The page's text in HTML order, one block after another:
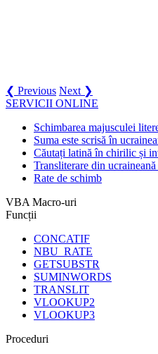
❮ Previous Next ❯
SERVICII ONLINE
Schimbarea majusculei
Suma este scrisă în
Căutați latină în chirilic și
Transliterare din
Rate de schimb
VBA Macro-uri
Funcții
CONCATIF
NBU_RATE
GETSUBSTR
SUMINWORDS
TRANSLIT
VLOOKUP2
VLOOKUP3
Proceduri